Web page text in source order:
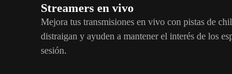
Streamers en vivo
Mejora tus transmisiones en vivo con pistas de
distraigan y ayuden a mantener el interés de los
sesión.